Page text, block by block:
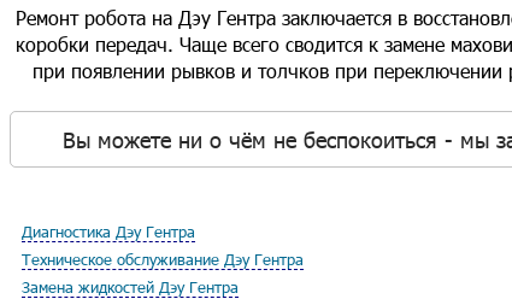
Ремонт робота на Дэу Гентра заключается в
коробки передач. Чаще всего сводится к замене
при появлении рывков и толчков при
Вы можете ни о чём не беспокоиться - мы
Диагностика Дэу Гентра
Техническое обслуживание Дэу Гентра
Замена жидкостей Дэу Гентра